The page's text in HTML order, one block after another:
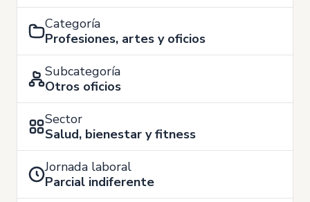
Categoría
Profesiones, artes y oficios
Subcategoría
Otros oficios
Sector
Salud, bienestar y fitness
Jornada laboral
Parcial indiferente